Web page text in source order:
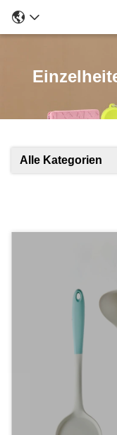
Alle Kategorien